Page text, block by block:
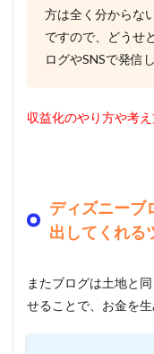
方は全く分からな
ですので、どうせ
ログやSNSで発信
収益化のやり方や考
ディズニーブ
出してくれる
またブログは土地と
せることで、お金を